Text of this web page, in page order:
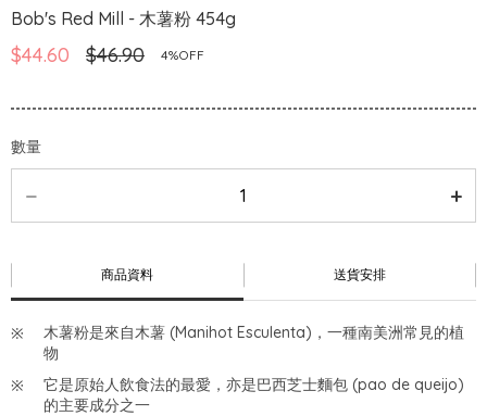
Bob's Red Mill - 木薯粉 454g
$44.60 $46.90 4%OFF
數量
商品資料 送貨安排
木薯粉是來自木薯 (Manihot Esculenta)，一種南美洲常見的植
物
它是原始人飲食法的最愛，亦是巴西芝士麵包 (pao de queijo)
的主要成分之一